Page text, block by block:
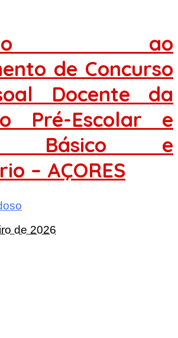
ao
de Concurso
Docente da
Pré-Escolar e
Básico e
– AÇORES
de 2026